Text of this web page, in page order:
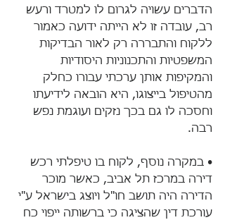
הדברים עשויה לגרום לו למטרד ורעש
רב, עובדה זו לא הייתה ידועה כאמור
ללקוח והתבררה רק לאור הבדיקות
המשפטיות והתכנוניות היסודיות
והמקיפות אותן ערכתי עבורו כחלק
מהטיפול בייצוגו, היא הובאה לידיעתו
וחסכה לו גם בכך נזקים ועוגמת נפש
רבה.
• במקרה נוסף, לקוח בו טיפלתי רכש
דירה במרכז תל אביב, כאשר מוכר
הדירה היה תושב חו"ל ויוצג בישראל ע"י
עורכת דין שהציגה כי ברשותה ייפוי כח